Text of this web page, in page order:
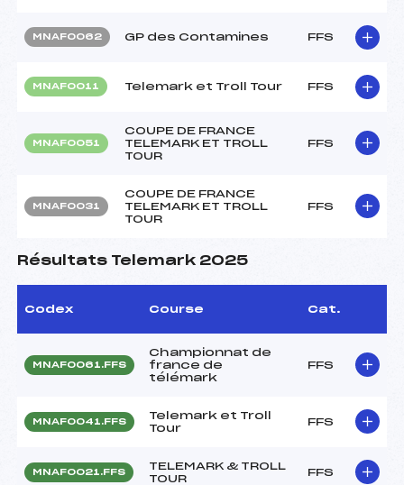
MNAF0062 GP des Contamines FFS
MNAF0011 Telemark et Troll Tour FFS
MNAF0051
COUPE DE FRANCE
TELEMARK ET TROLL
TOUR
FFS
MNAF0031
COUPE DE FRANCE
TELEMARK ET TROLL
TOUR
FFS
Résultats Telemark 2025
Codex Course Cat.
MNAF0061.FFS
Championnat de
france de
télémark
FFS
MNAF0041.FFS
Telemark et Troll
Tour
FFS
MNAF0021.FFS
TELEMARK & TROLL
TOUR
FFS